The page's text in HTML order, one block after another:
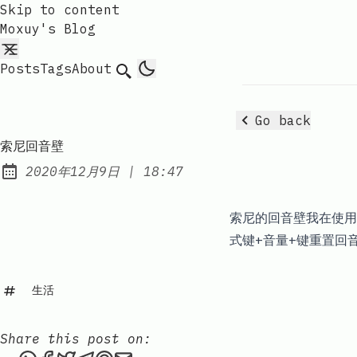
Skip to content
Moxuy's Blog
PostsTagsAbout Search
Go back
索尼回音壁
Published:
2020年12月9日 | at
18:47
索尼的回音壁我在使
式键+音量+键重置回
生活
Share this post on: